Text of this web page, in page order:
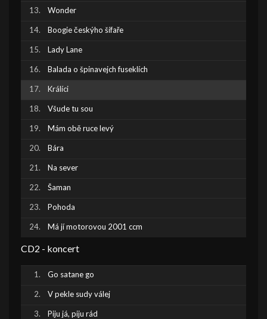
Wonder
Boogie českýho šífaře
Lady Lane
Balada o špinavejch fuseklích
Králíci
Všude tu sou
Mám obě ruce levý
Bára
Na sever
Šaman
Pohoda
Má jí motorovou 2001 ccm
CD2 - koncert
Go satane go
V pekle sudy válej
Piju já, piju rád